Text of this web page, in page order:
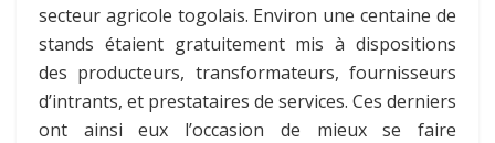
secteur agricole togolais. Environ une centaine de
stands étaient gratuitement mis à dispositions
des producteurs, transformateurs, fournisseurs
d’intrants, et prestataires de services. Ces derniers
ont ainsi eux l’occasion de mieux se faire